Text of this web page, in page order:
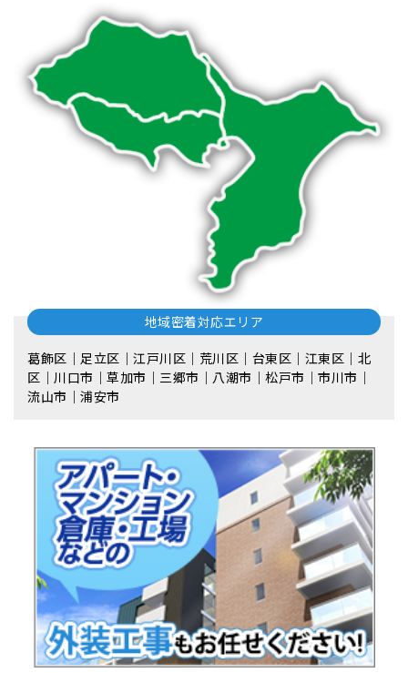
地域密着対応エリア
葛飾区｜足立区｜江戸川区｜荒川区｜台東区｜江東区｜北
区｜川口市｜草加市｜三郷市｜八潮市｜松⼾市｜市川市｜
流⼭市｜浦安市